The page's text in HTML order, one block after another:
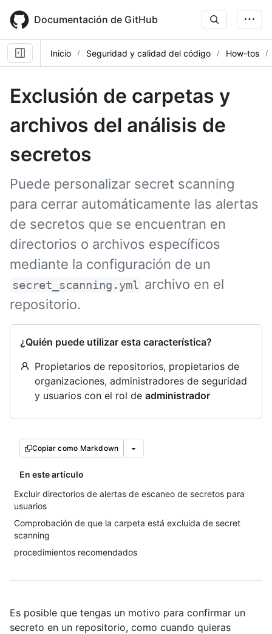
main
content
Documentación de GitHub
Inicio Seguridad y calidad del código How-tos
Exclusión de carpetas y
archivos del análisis de
secretos
Puede personalizar secret scanning
para cerrar automáticamente las alertas
de secretos que se encuentran en
directorios o archivos específicos
mediante la configuración de un
secret_scanning.yml archivo en el
repositorio.
¿Quién puede utilizar esta característica?
Propietarios de repositorios, propietarios de
organizaciones, administradores de seguridad
y usuarios con el rol de administrador
Copiar como Markdown
En este artículo
Excluir directorios de alertas de escaneo de secretos para
usuarios
Comprobación de que la carpeta está excluida de secret
scanning
procedimientos recomendados
Es posible que tengas un motivo para confirmar un
secreto en un repositorio, como cuando quieras